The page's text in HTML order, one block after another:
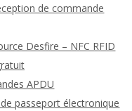
de commande
Desfire – NFC RFID
APDU
passeport électronique